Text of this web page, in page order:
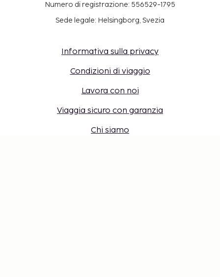
Numero di registrazione: 556529-1795
Sede legale: Helsingborg, Svezia
Informativa sulla privacy
Condizioni di viaggio
Lavora con noi
Viaggia sicuro con garanzia
Chi siamo